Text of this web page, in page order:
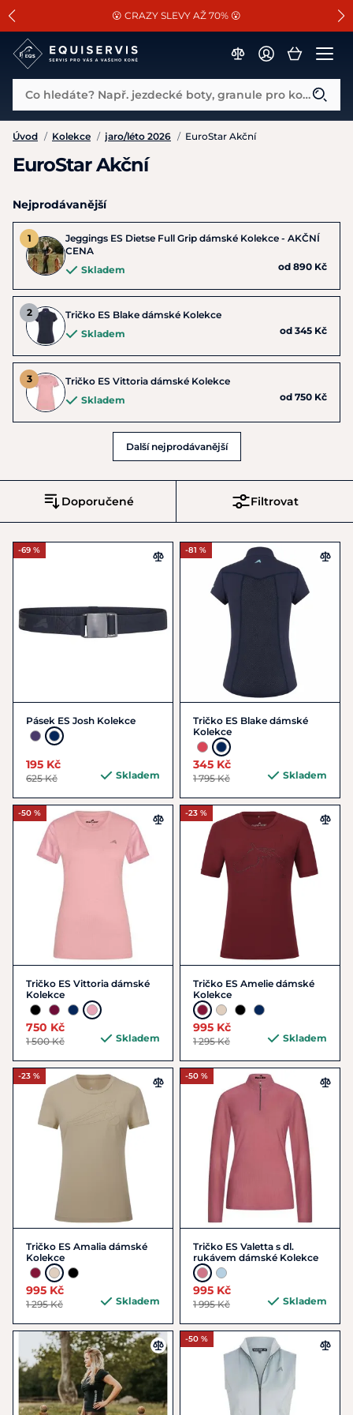
SLEVA 13% na vše od Cassini!
😮 CRAZY SLEVY AŽ 70% 😮
📐Pasování a doplňky k vybraným sedlům ZDARMA 🐴
Co hledáte? Např. jezdecké boty, granule pro koně...
Úvod / Kolekce / jaro/léto 2026 / EuroStar Akční
EuroStar Akční
Nejprodávanější
Jeggings ES Dietse Full Grip dámské Kolekce - AKČNÍ
CENA
Skladem
od 890 Kč
Tričko ES Blake dámské Kolekce
Skladem
od 345 Kč
Tričko ES Vittoria dámské Kolekce
Skladem
od 750 Kč
Další nejprodávanější
Filtrovat
Doporučené
-69 %
Pásek ES Josh Kolekce
195 Kč
625 Kč Skladem
-81 %
Tričko ES Blake dámské
Kolekce
345 Kč
1 795 Kč Skladem
-50 %
Tričko ES Vittoria dámské
Kolekce
750 Kč
1 500 Kč Skladem
-23 %
Tričko ES Amelie dámské
Kolekce
995 Kč
1 295 Kč Skladem
-23 %
Tričko ES Amalia dámské
Kolekce
995 Kč
1 295 Kč Skladem
-50 %
Tričko ES Valetta s dl.
rukávem dámské Kolekce
995 Kč
1 995 Kč Skladem
-50 %